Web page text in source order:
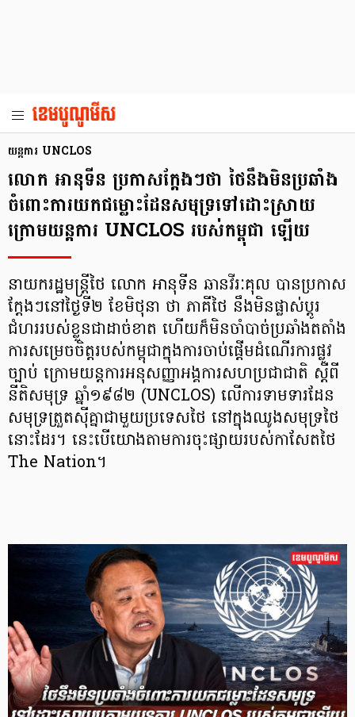
យន្តការ UNCLOS
លោក អានុទីន ប្រកាសក្ដែងៗ​​ថា ថៃនឹងមិនប្រឆាំង
ចំពោះការយកជម្លោះដែនសមុទ្រទៅដោះស្រាយ
ក្រោមយន្តការ UNCLOS របស់កម្ពុជា ឡើយ
នាយករដ្ឋមន្ត្រីថៃ លោក អានុទីន ឆានវីរៈគុល បានប្រកាស
ក្ដែងៗ​នៅ​ថ្ងៃទី២ ខែមិថុនា ​​ថា ភាគីថៃ នឹងមិនផ្លាស់ប្តូរ
ជំហររបស់ខ្លួនជាដាច់ខាត ហើយ​ក៏មិនចាំបាច់ប្រឆាំង​តតាំង
ការសម្រេចចិត្តរបស់កម្ពុជាក្នុងការចាប់ផ្តើមដំណើរការផ្លូវ
ច្បាប់ ក្រោម​យន្ត​​ការអនុសញ្ញាអង្គការសហប្រជាជាតិ ស្ដីពី
នីតិសមុទ្រ ឆ្នាំ១៩៨២ (UNCLOS) លើការទាមទារដែន
សមុទ្រត្រួតស៊ីគ្នាជាមួយប្រទេសថៃ នៅក្នុងឈូងសមុទ្រថៃ
នោះដែរ។ ​នេះបើ​យោងតាមការចុះផ្សាយរបស់កាសែតថៃ
The Nation។